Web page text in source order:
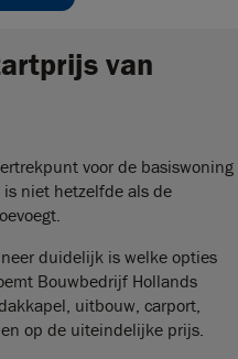
van
voor de basiswoning
is niet hetzelfde als de
duidelijk is welke opties
Bouwbedrijf Hollands
uitbouw, carport,
op de uiteindelijke prijs.